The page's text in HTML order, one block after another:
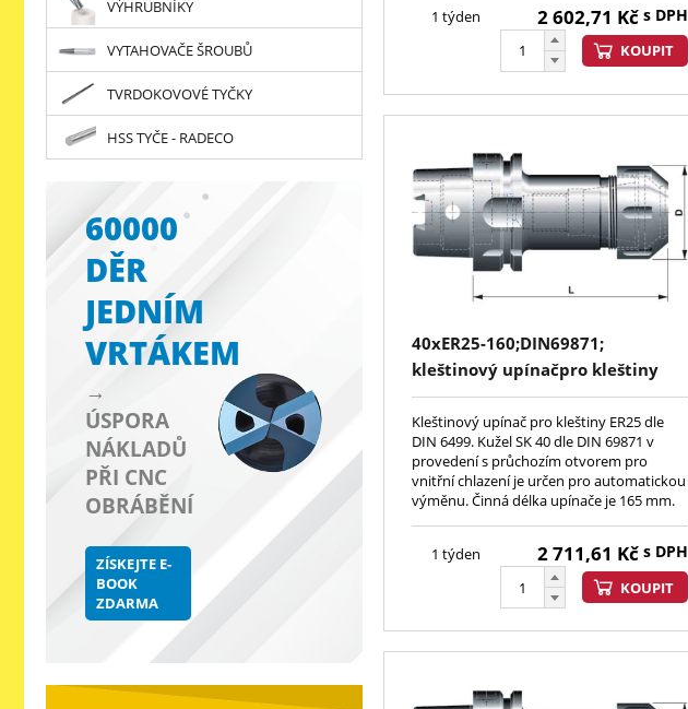
1 týden 2 602,71 Kčs DPH
KOUPIT
40xER25-160;DIN69871;
kleštinový upínačpro kleštiny
DIN6499(ERC)
Kleštinový upínač pro kleštiny ER25 dle
DIN 6499. Kužel SK 40 dle DIN 69871 v
provedení s průchozím otvorem pro
vnitřní chlazení je určen pro automatickou
výměnu. Činná délka upínače je 165 mm.
1 týden 2 711,61 Kčs DPH
KOUPIT
VÝHRUBNÍKY
VYTAHOVAČE ŠROUBŮ
TVRDOKOVOVÉ TYČKY
HSS TYČE - RADECO
60000
DĚR
JEDNÍM
VRTÁKEM
→
ÚSPORA
NÁKLADŮ
PŘI CNC
OBRÁBĚNÍ
ZÍSKEJTE E-
BOOK
ZDARMA